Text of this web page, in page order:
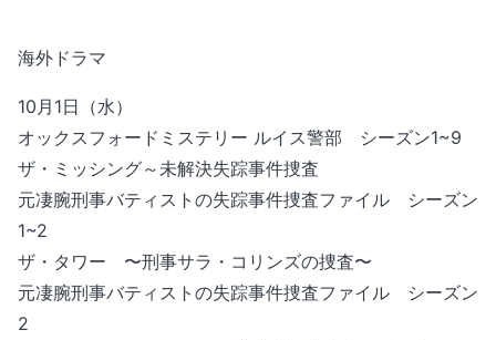
海外ドラマ
10月1日（水）
オックスフォードミステリー ルイス警部 シーズン1~9
ザ・ミッシング～未解決失踪事件捜査
元凄腕刑事バティストの失踪事件捜査ファイル シーズン
1~2
ザ・タワー 〜刑事サラ・コリンズの捜査〜
元凄腕刑事バティストの失踪事件捜査ファイル シーズン
2